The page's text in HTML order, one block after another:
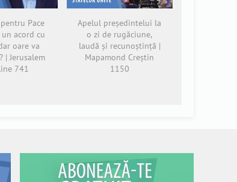
Pace
acord cu
oare va
| Jerusalem
741
Apelul președintelui la
o zi de rugăciune,
laudă și recunoștință |
Mapamond Creștin
1150